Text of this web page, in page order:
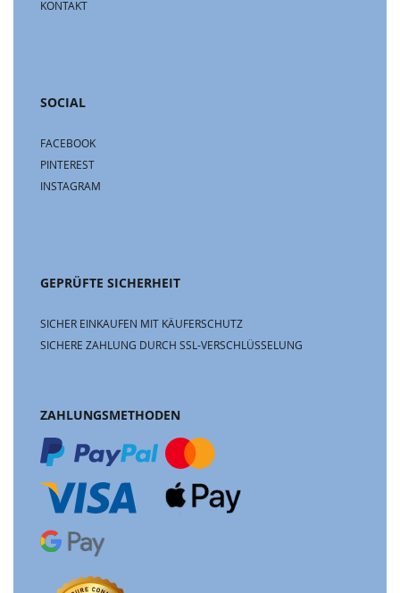
KONTAKT
SOCIAL
FACEBOOK
PINTEREST
INSTAGRAM
GEPRÜFTE SICHERHEIT
SICHER EINKAUFEN MIT KÄUFERSCHUTZ
SICHERE ZAHLUNG DURCH SSL-VERSCHLÜSSELUNG
ZAHLUNGSMETHODEN